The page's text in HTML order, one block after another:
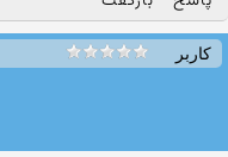
کاربر